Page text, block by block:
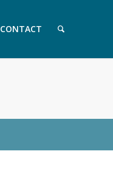
CONTACT